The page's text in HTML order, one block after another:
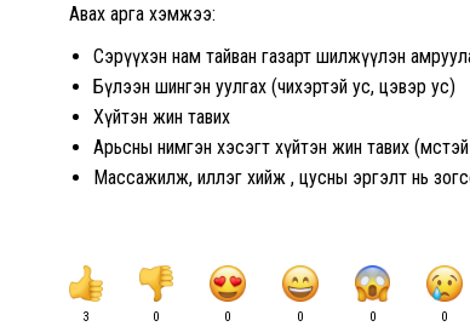
Авах арга хэмжээ:
Сэрүүхэн нам тайван газарт шилжүүлэн
Бүлээн шингэн уулгах (чихэртэй ус, цэвэр ус)
Хүйтэн жин тавих
Арьсны нимгэн хэсэгт хүйтэн жин тавих
Массажилж, иллэг хийж , цусны эргэлт нь
3 0 0 0 0 0